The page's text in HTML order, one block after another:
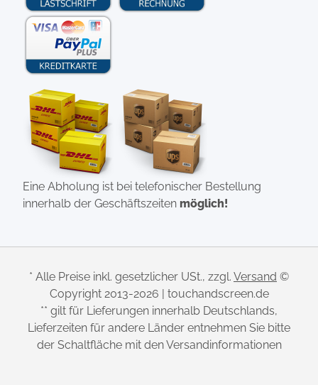
Eine Abholung ist bei telefonischer Bestellung
innerhalb der Geschäftszeiten möglich!
* Alle Preise inkl. gesetzlicher USt., zzgl. Versand ©
Copyright 2013-2026 | touchandscreen.de
** gilt für Lieferungen innerhalb Deutschlands,
Lieferzeiten für andere Länder entnehmen Sie bitte
der Schaltfläche mit den Versandinformationen